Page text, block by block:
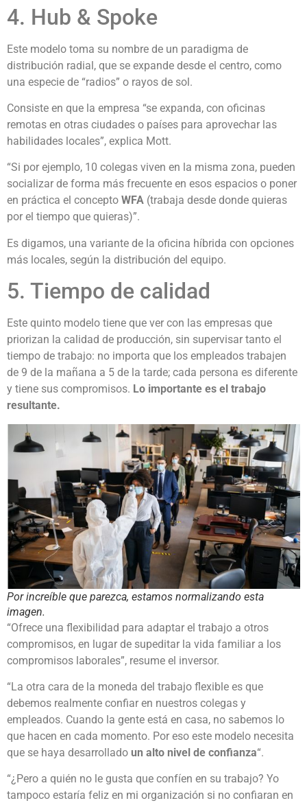
4. Hub & Spoke
Este modelo toma su nombre de un paradigma de
distribución radial, que se expande desde el centro, como
una especie de “radios” o rayos de sol.
Consiste en que la empresa “se expanda, con oficinas
remotas en otras ciudades o países para aprovechar las
habilidades locales”, explica Mott.
“Si por ejemplo, 10 colegas viven en la misma zona, pueden
socializar de forma más frecuente en esos espacios o poner
en práctica el concepto WFA (trabaja desde donde quieras
por el tiempo que quieras)”.
Es digamos, una variante de la oficina híbrida con opciones
más locales, según la distribución del equipo.
5. Tiempo de calidad
Este quinto modelo tiene que ver con las empresas que
priorizan la calidad de producción, sin supervisar tanto el
tiempo de trabajo: no importa que los empleados trabajen
de 9 de la mañana a 5 de la tarde; cada persona es diferente
y tiene sus compromisos. Lo importante es el trabajo
resultante.
Por increíble que parezca, estamos normalizando esta
imagen.
“Ofrece una flexibilidad para adaptar el trabajo a otros
compromisos, en lugar de supeditar la vida familiar a los
compromisos laborales”, resume el inversor.
“La otra cara de la moneda del trabajo flexible es que
debemos realmente confiar en nuestros colegas y
empleados. Cuando la gente está en casa, no sabemos lo
que hacen en cada momento. Por eso este modelo necesita
que se haya desarrollado un alto nivel de confianza“.
“¿Pero a quién no le gusta que confíen en su trabajo? Yo
tampoco estaría feliz en mi organización si no confiaran en